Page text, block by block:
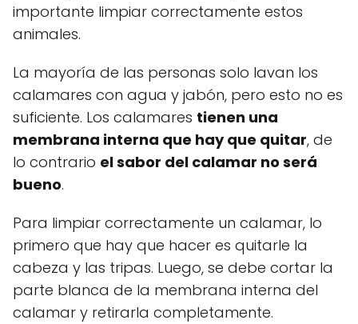
importante limpiar correctamente estos
animales.
La mayoría de las personas solo lavan los
calamares con agua y jabón, pero esto no es
suficiente. Los calamares tienen una
membrana interna que hay que quitar, de
lo contrario el sabor del calamar no será
bueno.
Para limpiar correctamente un calamar, lo
primero que hay que hacer es quitarle la
cabeza y las tripas. Luego, se debe cortar la
parte blanca de la membrana interna del
calamar y retirarla completamente.